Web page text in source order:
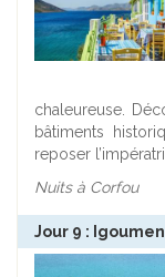
chaleureuse.
bâtiments
reposer
Nuits à Corfou
Jour 9 :